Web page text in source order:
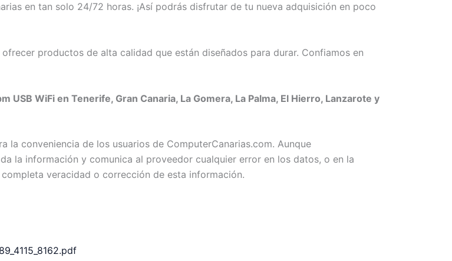
en tan solo 24/72 horas. ¡Así podrás disfrutar de tu nueva adquisición en poco
productos de alta calidad que están diseñados para durar. Confiamos en
USB WiFi en Tenerife, Gran Canaria, La Gomera, La Palma, El Hierro, Lanzarote y
conveniencia de los usuarios de ComputerCanarias.com. Aunque
la información y comunica al proveedor cualquier error en los datos, o en la
veracidad o corrección de esta información.